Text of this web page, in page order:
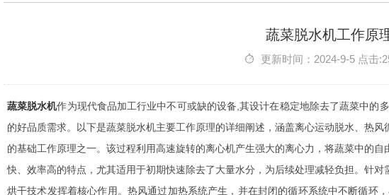
蔬菜脱水机工作原
更新时间：2024-9-5 点击
蔬菜脱水机作为现代食品加工行业中不可或缺的设备,其设计在稳定地除去了蔬菜中的
的好品质需求。以下是蔬菜脱水机主要工作原理的详细阐述，涵盖离心运动脱水、热
的基础工作原理之一。该过程利用高速旋转的离心机产生强大的离心力，将蔬菜中的
快、效率高的特点，尤其适用于初期快速除去了大量水分，为后续处理减轻负担。针
烘干技术发挥着核心作用。热风通过加热系统产生，并在封闭的循环系统中不断循环